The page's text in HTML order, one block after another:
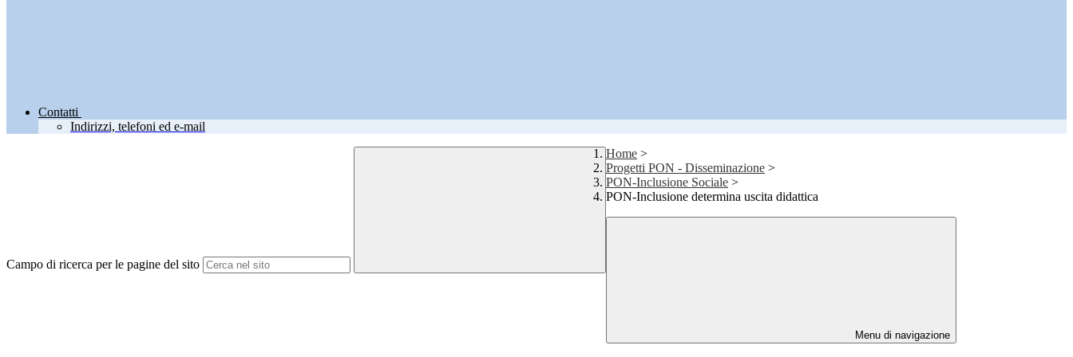
Contatti
Indirizzi, telefoni ed e-mail
Campo di ricerca per le pagine del sito
Home >
Progetti PON - Disseminazione >
PON-Inclusione Sociale >
PON-Inclusione determina uscita didattica
Menu di navigazione